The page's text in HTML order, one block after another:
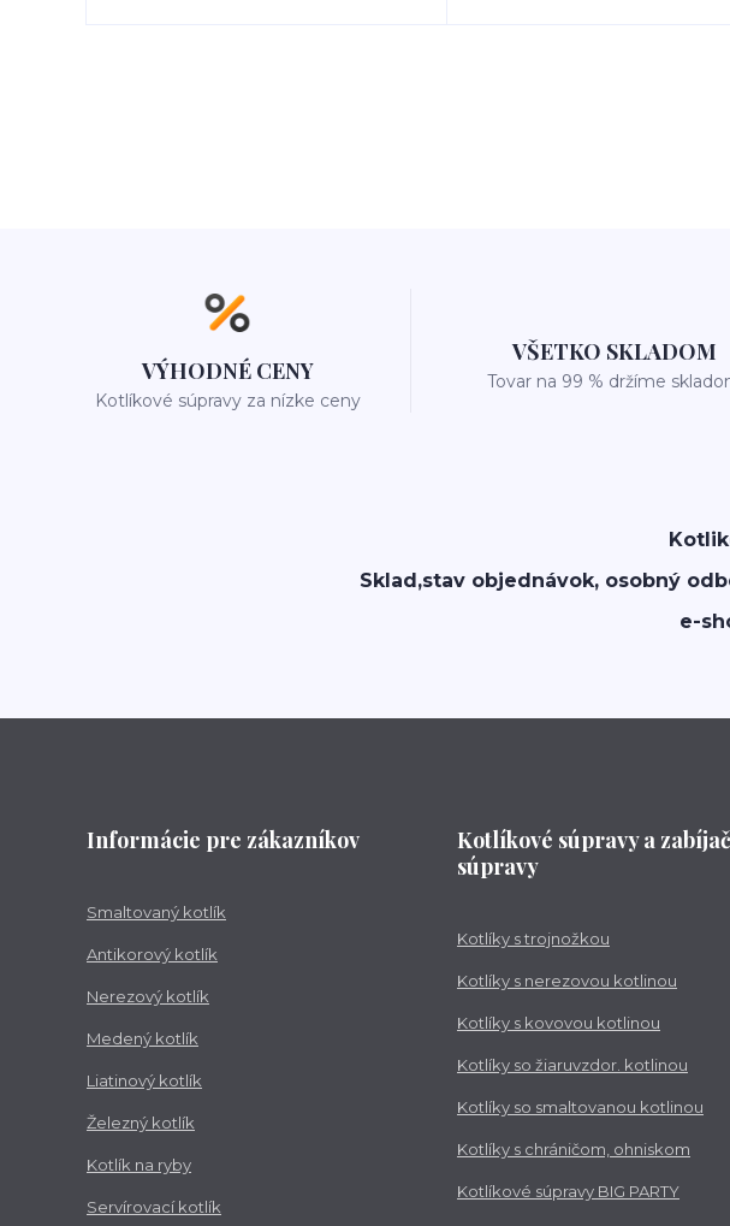
VÝHODNÉ CENY
Kotlíkové súpravy za nízke ceny
VŠETKO SKLADOM
Tovar na 99 % držíme
Sklad,stav objednávok, osobný
e-
Informácie pre zákazníkov
Smaltovaný kotlík
Antikorový kotlík
Nerezový kotlík
Medený kotlík
Liatinový kotlík
Železný kotlík
Kotlík na ryby
Servírovací kotlík
Kotlíkové súpravy a
súpravy
Kotlíky s trojnožkou
Kotlíky s nerezovou kotlinou
Kotlíky s kovovou kotlinou
Kotlíky so žiaruvzdor. kotlinou
Kotlíky so smaltovanou kotlinou
Kotlíky s chráničom, ohniskom
Kotlíkové súpravy BIG PARTY